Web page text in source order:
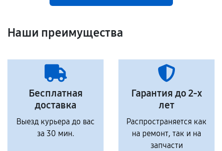
Наши преимущества
Бесплатная
доставка
Выезд курьера до вас
за 30 мин.
Гарантия до 2-х
лет
Распространяется как
на ремонт, так и на
запчасти